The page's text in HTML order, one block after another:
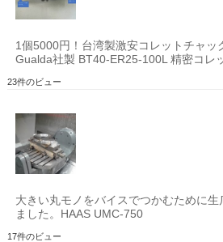
1個5000円！台湾製激安コレットチャッ
Gualda社製 BT40-ER25-100L 精密コレ
23件のビュー
大きい丸モノをバイスでつかむために
ました。HAAS UMC-750
17件のビュー